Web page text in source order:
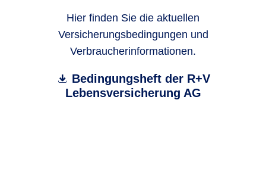
Hier finden Sie die aktuellen
Versicherungsbedingungen und
Verbraucherinformationen.
Bedingungsheft der R+V
Lebensversicherung AG